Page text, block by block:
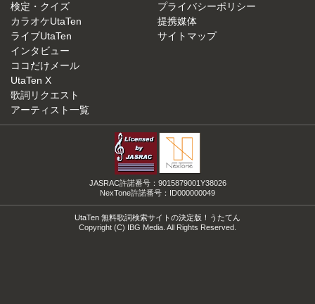
検定・クイズ
カラオケUtaTen
ライブUtaTen
インタビュー
ココだけメール
UtaTen X
歌詞リクエスト
アーティスト一覧
プライバシーポリシー
提携媒体
サイトマップ
JASRAC許諾番号：9015879001Y38026
NexTone許諾番号：ID000000049
UtaTen 無料歌詞検索サイトの決定版！うたてん
Copyright (C) IBG Media. All Rights Reserved.